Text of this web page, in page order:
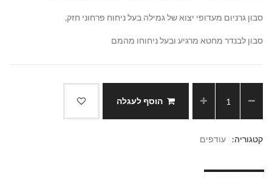
סבון גרניום מעדופי יצוא של גמילה בעל ניחוח פרחוני חזק,
סבון לבנדר מחטא מרגיע ובעל ניחוחו מהמם
הוסף לעגלה
קטגוריה: עודפים